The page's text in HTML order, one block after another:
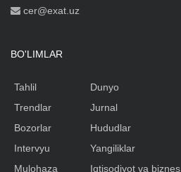
cer@exat.uz
BO'LIMLAR
Tahlil
Trendlar
Bozorlar
Intervyu
Mulohaza
Dunyo
Jurnal
Hududlar
Yangiliklar
Iqtisodiyot va biznes